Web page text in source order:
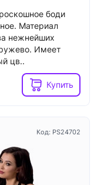
боди
Материал
нежнейших
Имеет
цв..
Купить
Код: PS24702